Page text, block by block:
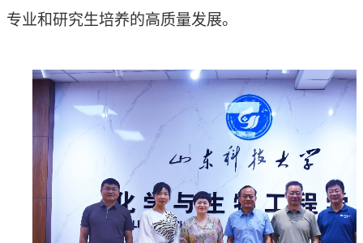
专业和研究生培养的高质量发展。